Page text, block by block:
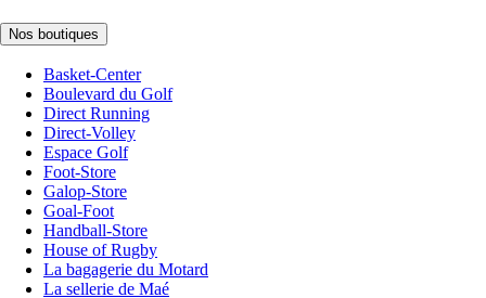
Nos boutiques
Basket-Center
Boulevard du Golf
Direct Running
Direct-Volley
Espace Golf
Foot-Store
Galop-Store
Goal-Foot
Handball-Store
House of Rugby
La bagagerie du Motard
La sellerie de Maé